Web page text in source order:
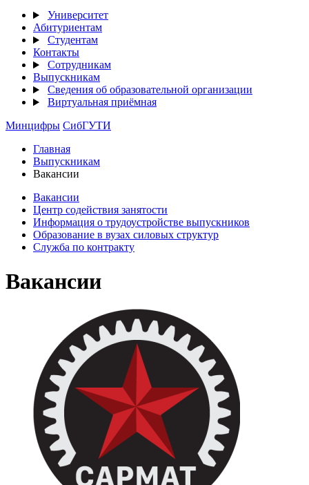
Университет
Абитуриентам
Студентам
Контакты
Сотрудникам
Выпускникам
Сведения об образовательной организации
Виртуальная приёмная
Минцифры СибГУТИ
Главная
Выпускникам
Вакансии
Вакансии
Центр содействия занятости
Информация о трудоустройстве выпускников
Образование в вузах силовых структур
Служба по контракту
Вакансии